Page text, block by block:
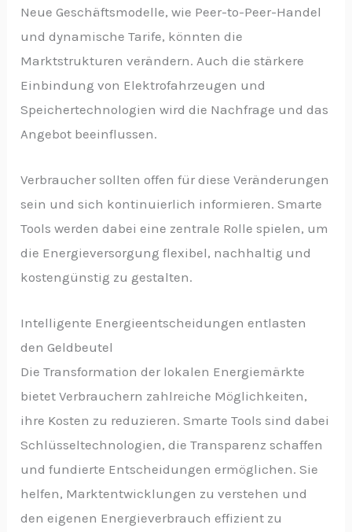
Neue Geschäftsmodelle, wie Peer-to-Peer-Handel
und dynamische Tarife, könnten die
Marktstrukturen verändern. Auch die stärkere
Einbindung von Elektrofahrzeugen und
Speichertechnologien wird die Nachfrage und das
Angebot beeinflussen.
Verbraucher sollten offen für diese Veränderungen
sein und sich kontinuierlich informieren. Smarte
Tools werden dabei eine zentrale Rolle spielen, um
die Energieversorgung flexibel, nachhaltig und
kostengünstig zu gestalten.
Intelligente Energieentscheidungen entlasten
den Geldbeutel
Die Transformation der lokalen Energiemärkte
bietet Verbrauchern zahlreiche Möglichkeiten,
ihre Kosten zu reduzieren. Smarte Tools sind dabei
Schlüsseltechnologien, die Transparenz schaffen
und fundierte Entscheidungen ermöglichen. Sie
helfen, Marktentwicklungen zu verstehen und
den eigenen Energieverbrauch effizient zu